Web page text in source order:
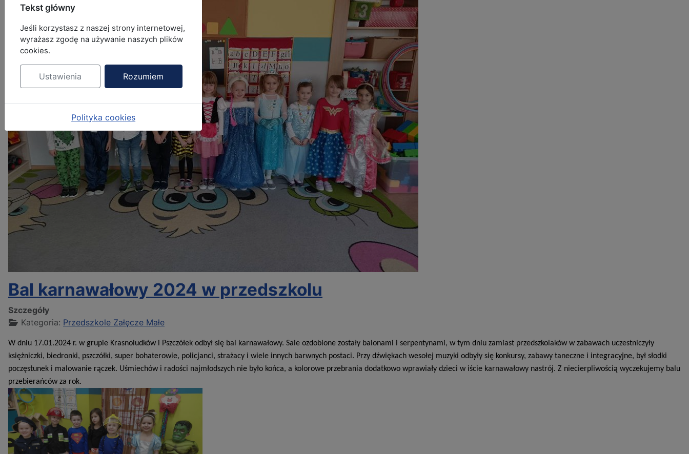
Bal karnawałowy 2024 w przedszkolu
Szczegóły
Kategoria: Przedszkole Załęcze Małe
W dniu 17.01.2024 r. w grupie Krasnoludków i Pszczółek odbył się bal karnawałowy. Sale ozdobione zostały balonami i serpentynami, w tym dniu zamiast przedszkolaków w zabawach uczestniczyły
księżniczki, biedronki, pszczółki, super bohaterowie, policjanci, strażacy i wiele innych barwnych postaci. Przy dźwiękach wesołej muzyki odbyły się konkursy, zabawy taneczne i integracyjne, był słodki
poczęstunek i malowanie rączek. Uśmiechów i radości najmłodszych nie było końca, a kolorowe przebrania dodatkowo wprawiały dzieci w iście karnawałowy nastrój. Z niecierpliwością wyczekujemy balu
przebierańców za rok.
Tekst główny
Jeśli korzystasz z naszej strony internetowej,
wyrażasz zgodę na używanie naszych plików
cookies.
Ustawienia Rozumiem
Polityka cookies